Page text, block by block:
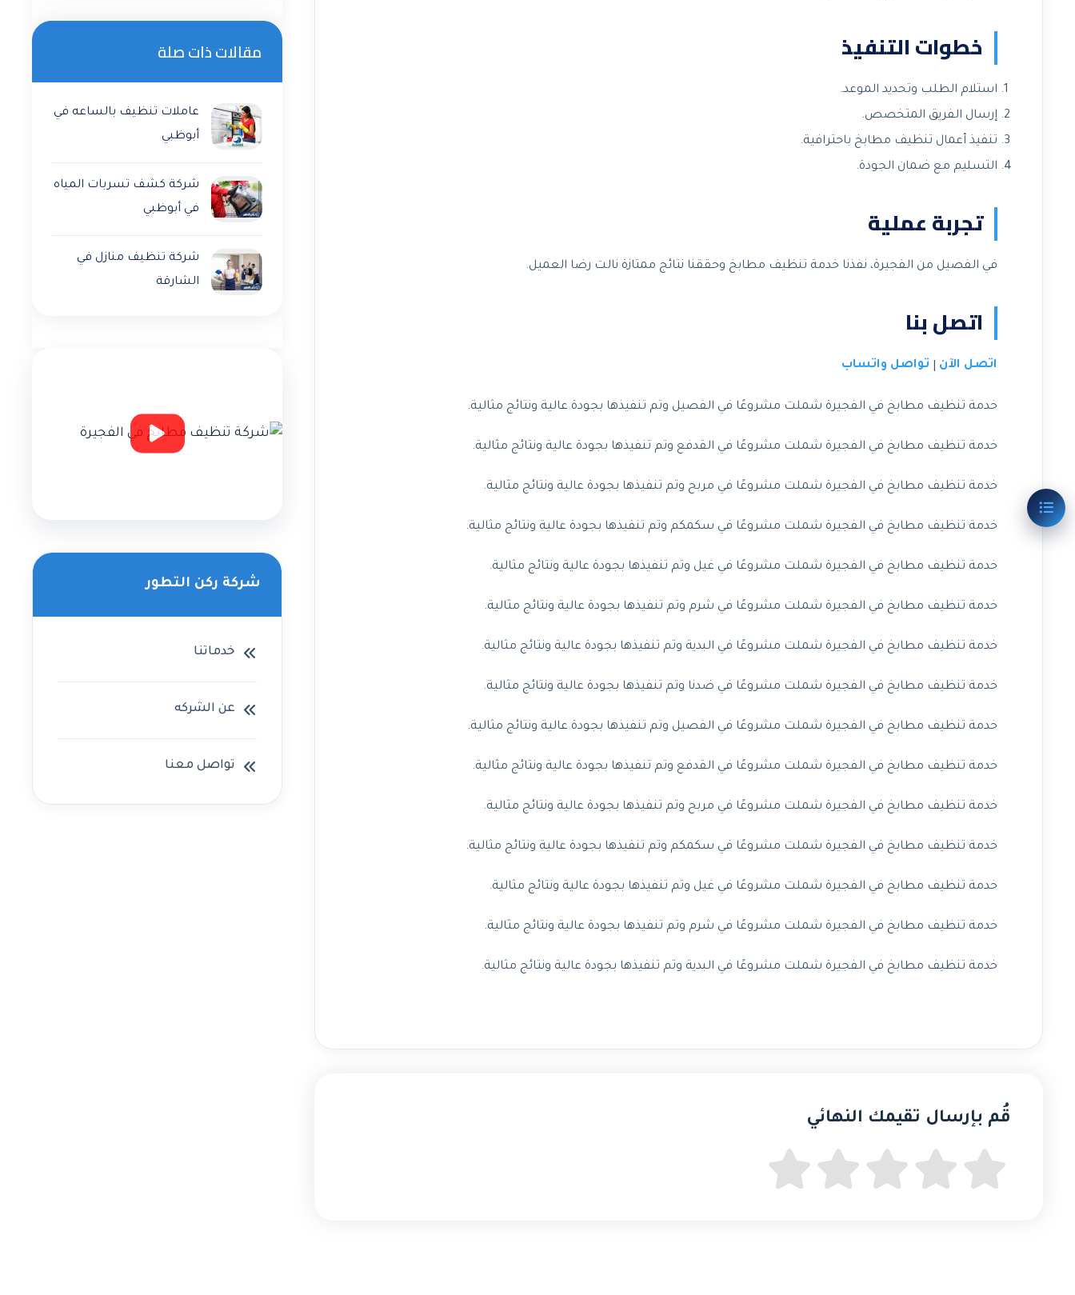
خطوات التنفيذ
استلام الطلب وتحديد الموعد.
إرسال الفريق المتخصص.
تنفيذ أعمال تنظيف مطابخ باحترافية.
التسليم مع ضمان الجودة.
تجربة عملية
في الفصيل من الفجيرة، نفذنا خدمة تنظيف مطابخ وحققنا نتائج ممتازة نالت رضا العميل.
اتصل بنا
اتصل الآن تواصل واتساب
خدمة تنظيف مطابخ في الفجيرة شملت مشروعًا في الفصيل وتم تنفيذها بجودة عالية ونتائج مثالية.
خدمة تنظيف مطابخ في الفجيرة شملت مشروعًا في القدفع وتم تنفيذها بجودة عالية ونتائج مثالية.
خدمة تنظيف مطابخ في الفجيرة شملت مشروعًا في مربح وتم تنفيذها بجودة عالية ونتائج مثالية.
خدمة تنظيف مطابخ في الفجيرة شملت مشروعًا في سكمكم وتم تنفيذها بجودة عالية ونتائج مثالية.
خدمة تنظيف مطابخ في الفجيرة شملت مشروعًا في غيل وتم تنفيذها بجودة عالية ونتائج مثالية.
خدمة تنظيف مطابخ في الفجيرة شملت مشروعًا في شرم وتم تنفيذها بجودة عالية ونتائج مثالية.
خدمة تنظيف مطابخ في الفجيرة شملت مشروعًا في البدية وتم تنفيذها بجودة عالية ونتائج مثالية.
خدمة تنظيف مطابخ في الفجيرة شملت مشروعًا في ضدنا وتم تنفيذها بجودة عالية ونتائج مثالية.
خدمة تنظيف مطابخ في الفجيرة شملت مشروعًا في الفصيل وتم تنفيذها بجودة عالية ونتائج مثالية.
خدمة تنظيف مطابخ في الفجيرة شملت مشروعًا في القدفع وتم تنفيذها بجودة عالية ونتائج مثالية.
خدمة تنظيف مطابخ في الفجيرة شملت مشروعًا في مربح وتم تنفيذها بجودة عالية ونتائج مثالية.
خدمة تنظيف مطابخ في الفجيرة شملت مشروعًا في سكمكم وتم تنفيذها بجودة عالية ونتائج مثالية.
خدمة تنظيف مطابخ في الفجيرة شملت مشروعًا في غيل وتم تنفيذها بجودة عالية ونتائج مثالية.
خدمة تنظيف مطابخ في الفجيرة شملت مشروعًا في شرم وتم تنفيذها بجودة عالية ونتائج مثالية.
خدمة تنظيف مطابخ في الفجيرة شملت مشروعًا في البدية وتم تنفيذها بجودة عالية ونتائج مثالية.
قُم بإرسال تقيمك النهائي
مقالات ذات صلة
عاملات تنظيف بالساعه في
أبوظبي
شركة كشف تسربات المياه
في أبوظبي
شركة تنظيف منازل في
الشارقة
شركة ركن التطور
خدماتنا
عن الشركه
تواصل معنا